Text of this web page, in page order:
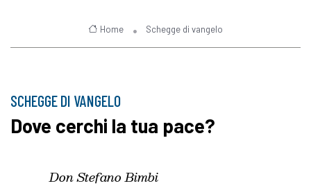
Home Schegge di vangelo
SCHEGGE DI VANGELO
Dove cerchi la tua pace?
Don Stefano Bimbi